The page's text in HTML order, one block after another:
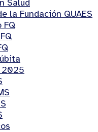
Salud
la Fundación QUAES
FQ
2025